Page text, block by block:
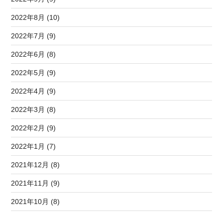
2022年8月 (10)
2022年7月 (9)
2022年6月 (8)
2022年5月 (9)
2022年4月 (9)
2022年3月 (8)
2022年2月 (9)
2022年1月 (7)
2021年12月 (8)
2021年11月 (9)
2021年10月 (8)